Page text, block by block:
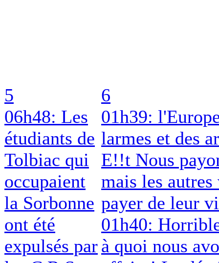
5
06h48: Les
étudiants de
Tolbiac qui
occupaient
la Sorbonne
ont été
expulsés par
6
01h39:
larmes et des
E!!t Nous
mais les autres
payer de leur
01h40:
à quoi nous